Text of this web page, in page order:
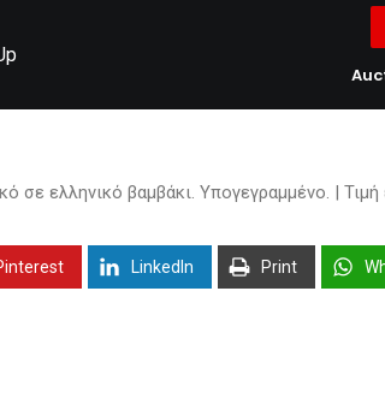
σε ελληνικό βαμβάκι. Υπογεγραμμένο. | Τιμή
LinkedIn Print